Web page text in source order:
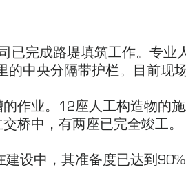
已完成路堤填筑工作。专
中央分隔带护栏。目前现
作业。12座人工构造物的
桥中，有两座已完全竣工。
设中，其准备度已达到90%